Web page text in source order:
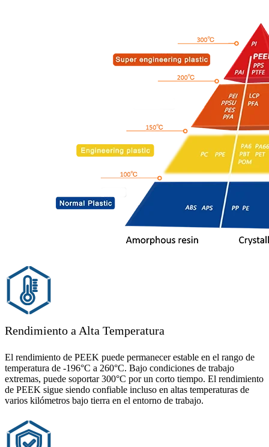
Rendimiento a Alta Temperatura
El rendimiento de PEEK puede permanecer estable en el rango de
temperatura de -196°C a 260°C. Bajo condiciones de trabajo
extremas, puede soportar 300°C por un corto tiempo. El rendimiento
de PEEK sigue siendo confiable incluso en altas temperaturas de
varios kilómetros bajo tierra en el entorno de trabajo.